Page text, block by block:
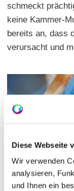
Diese Webseite
Wir verwenden
analysieren,
und Ihnen ein
schmeckt
keine Kammer-
bereits an, dass
verursacht und